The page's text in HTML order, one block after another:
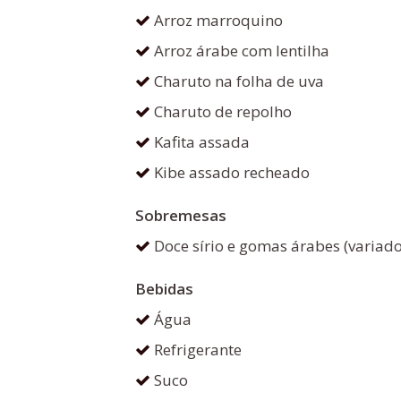
Arroz marroquino
Arroz árabe com lentilha
Charuto na folha de uva
Charuto de repolho
Kafita assada
Kibe assado recheado
Sobremesas
Doce sírio e gomas árabes
Bebidas
Água
Refrigerante
Suco